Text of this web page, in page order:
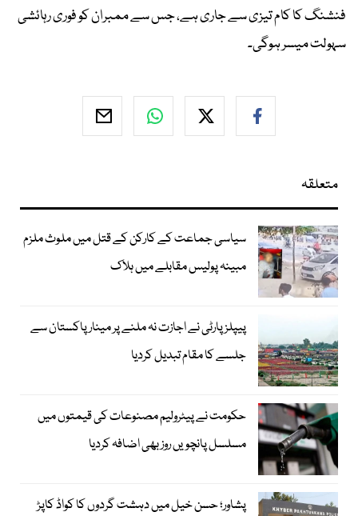
فنشنگ کا کام تیزی سے جاری ہے، جس سے ممبران کو فوری رہائشی
سہولت میسر ہوگی۔
متعلقہ
سیاسی جماعت کے کارکن کے قتل میں ملوث ملزم
مبینہ پولیس مقابلے میں ہلاک
پیپلزپارٹی نے اجازت نہ ملنے پر مینار پاکستان سے
جلسے کا مقام تبدیل کردیا
حکومت نے پیٹرولیم مصنوعات کی قیمتوں میں
مسلسل پانچویں روز بھی اضافہ کردیا
پشاور؛ حسن خیل میں دہشت گردوں کا کواڈ کاپڑ